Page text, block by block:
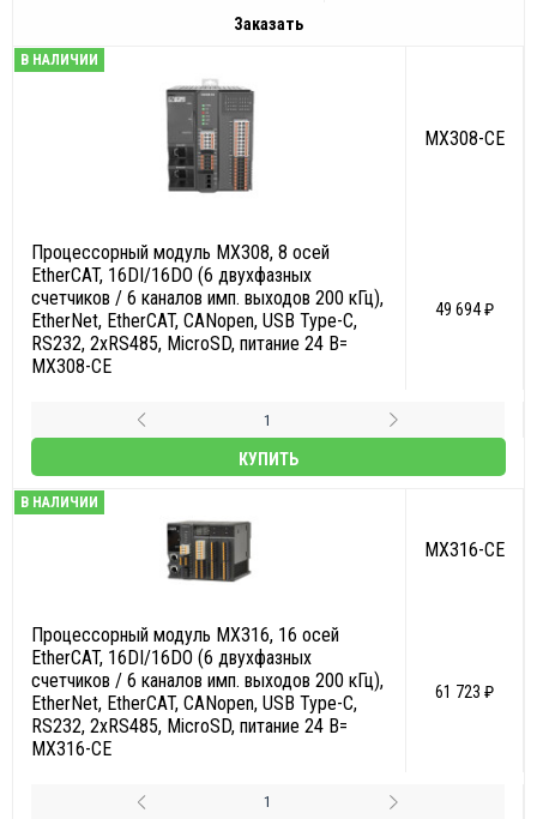
Заказать
В НАЛИЧИИ
MX308-CE
Процессорный модуль MX308, 8 осей
EtherCAT, 16DI/16DO (6 двухфазных
счетчиков / 6 каналов имп. выходов 200 кГц),
EtherNet, EtherCAT, CANopen, USB Type-C,
RS232, 2xRS485, MicroSD, питание 24 В=
MX308-CE
49 694 ₽
КУПИТЬ
В НАЛИЧИИ
MX316-CE
Процессорный модуль MX316, 16 осей
EtherCAT, 16DI/16DO (6 двухфазных
счетчиков / 6 каналов имп. выходов 200 кГц),
EtherNet, EtherCAT, CANopen, USB Type-C,
RS232, 2xRS485, MicroSD, питание 24 В=
MX316-CE
61 723 ₽